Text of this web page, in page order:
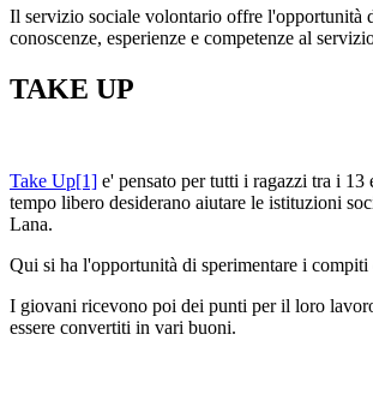
Il servizio sociale volontario offre l'opportunità
conoscenze, esperienze e competenze al
TAKE UP
Take Up[1] e' pensato per tutti i ragazzi tra i 13
tempo libero desiderano aiutare le istituzioni
Lana.
Qui si ha l'opportunità di sperimentare i compiti
I giovani ricevono poi dei punti per il loro
essere convertiti in vari buoni.